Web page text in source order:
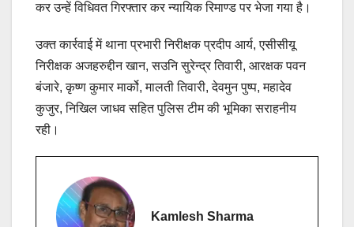
कर उन्हें विधिवत गिरफ्तार कर न्यायिक रिमाण्ड पर भेजा गया है।
उक्त कार्रवाई में थाना प्रभारी निरीक्षक प्रदीप आर्य, एसीसीयू
निरीक्षक अजहरुद्दीन खान, सउनि सुरेन्द्र तिवारी, आरक्षक पवन
बंजारे, कृष्ण कुमार मार्को, मालती तिवारी, देवमुन पुष्प, महादेव
कुजुर, निखिल जाधव सहित पुलिस टीम की भूमिका सराहनीय
रही।
Kamlesh Sharma